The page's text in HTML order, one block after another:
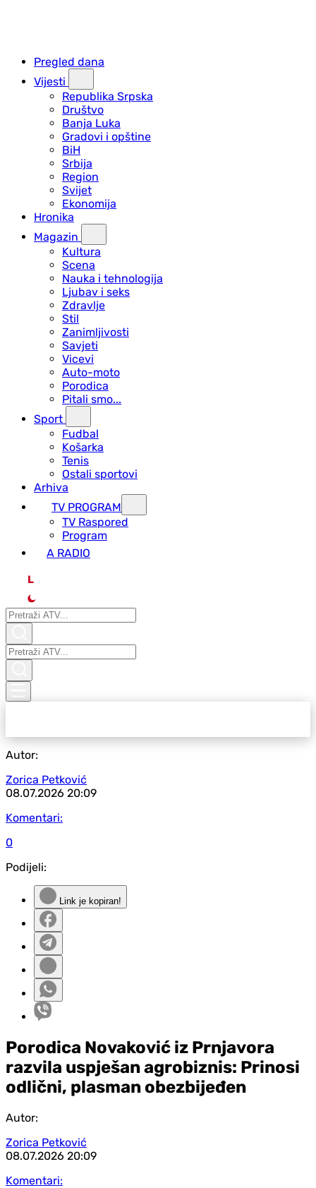
Pregled dana
Vijesti
Republika Srpska
Društvo
Banja Luka
Gradovi i opštine
BiH
Srbija
Region
Svijet
Ekonomija
Hronika
Magazin
Kultura
Scena
Nauka i tehnologija
Ljubav i seks
Zdravlje
Stil
Zanimljivosti
Savjeti
Vicevi
Auto-moto
Porodica
Pitali smo...
Sport
Fudbal
Košarka
Tenis
Ostali sportovi
Arhiva
TV PROGRAM
ТV Raspored
Program
A RADIO
L
Autor:
Zorica Petković
08.07.2026 20:09
Komentari:
0
Podijeli:
Link je kopiran!
Porodica Novaković iz Prnjavora
razvila uspješan agrobiznis: Prinosi
odlični, plasman obezbijeđen
Autor:
Zorica Petković
08.07.2026 20:09
Komentari: